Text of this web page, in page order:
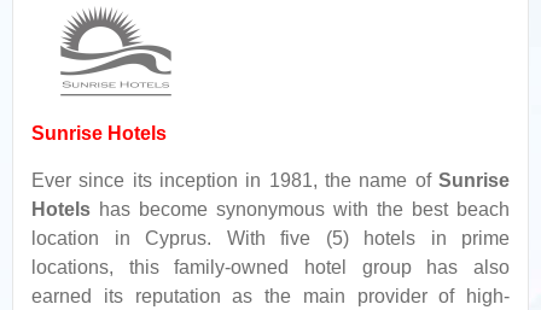
Sunrise Hotels
Ever since its inception in 1981, the name of Sunrise
Hotels has become synonymous with the best beach
location in Cyprus. With five (5) hotels in prime
locations, this family-owned hotel group has also
earned its reputation as the main provider of high-